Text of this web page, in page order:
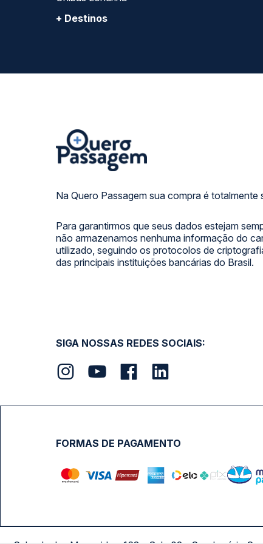
+ Destinos
Na Quero Passagem sua compra é totalmente
Para garantirmos que seus dados estejam
não armazenamos nenhuma informação do
utilizado, seguindo os protocolos de
das principais instituições bancárias do Brasil.
SIGA NOSSAS REDES SOCIAIS:
FORMAS DE PAGAMENTO